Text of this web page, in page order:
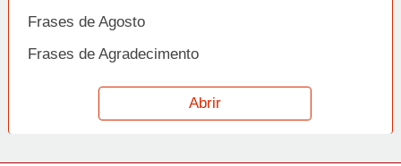
Frases de Agosto
Frases de Agradecimento
Frases de Amizade
Frases de Amor
Abrir